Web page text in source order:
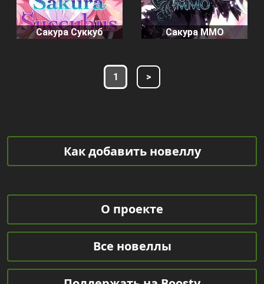
Сакура Суккуб Сакура ММО
1 >
Как добавить новеллу
О проекте
Все новеллы